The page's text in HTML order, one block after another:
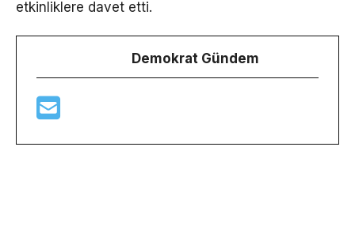
etkinliklere davet etti.
Demokrat Gündem